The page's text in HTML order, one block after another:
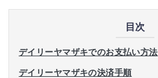
目次
デイリーヤマザキでのお支払い方法
デイリーヤマザキの決済手順